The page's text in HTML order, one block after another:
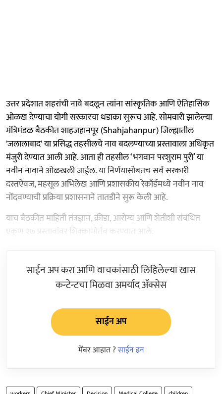
उत्तर प्रदेशात शहरांची नावे बदलून त्यांना सांस्कृतिक आणि ऐतिहासिक
ओळख देण्याचा योगी सरकारचा धडाका सुरूच आहे. सोमवारी झालेल्या
मंत्रिमंडळ बैठकीत शाहजहानपूर (Shahjahanpur) जिल्ह्यातील
'जलालाबाद' या प्रसिद्ध तहसीलचे नाव बदलण्याच्या प्रस्तावाला अधिकृत
मंजुरी देण्यात आली आहे. आता ही तहसील ‘भगवान परशुराम पुरी’ या
नवीन नावाने ओळखली जाईल. या निर्णयासोबतच सर्व सरकारी
दस्तऐवज, महसूल अभिलेख आणि प्रशासकीय रेकॉर्डमध्ये नवीन नाव
नोंदवण्याची प्रक्रिया प्रशासनाने तातडीने सुरू केली आहे.
याच बैठकीत माहिती तंत्रज्ञान, क्रीडा, आरोग्य आणि शेतीशी संबंधित
एकूण २७ प्रस्तावांवर शिक्कामोर्तब करण्यात आले.
साईन अप करा आणि वाचकांसाठी लिहिलेल्या खास
कन्टेन्टचा मिळवा अमर्याद ॲक्सेस
साईन अप
मेंबर आहात ?साईन इन